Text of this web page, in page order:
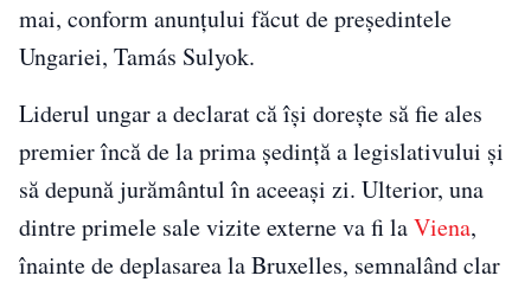
mai, conform anunțului făcut de președintele
Ungariei, Tamás Sulyok.
Liderul ungar a declarat că își dorește să fie ales
premier încă de la prima ședință a legislativului și
să depună jurământul în aceeași zi. Ulterior, una
dintre primele sale vizite externe va fi laViena,
înainte de deplasarea la Bruxelles, semnalând clar